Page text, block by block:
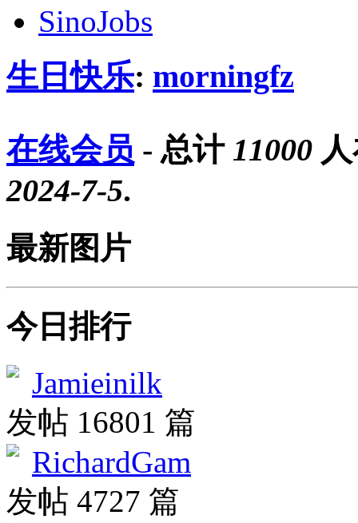
SinoJobs
生日快乐: morningfz
在线会员 - 总计 11000
2024-7-5.
最新图片
今日排行
Jamieinilk
发帖 16801 篇
RichardGam
发帖 4727 篇